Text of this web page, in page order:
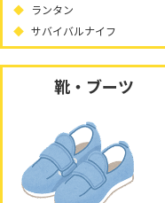
ランタン
サバイバルナイフ
靴・ブーツ